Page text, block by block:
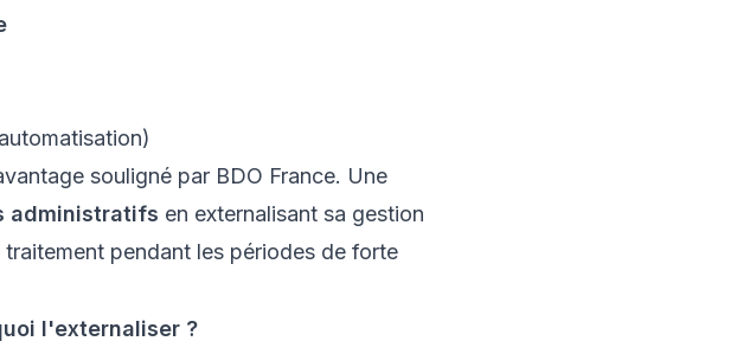
souligné par BDO France. Une
administratifs en externalisant sa gestion
pendant les périodes de forte
l'externaliser ?